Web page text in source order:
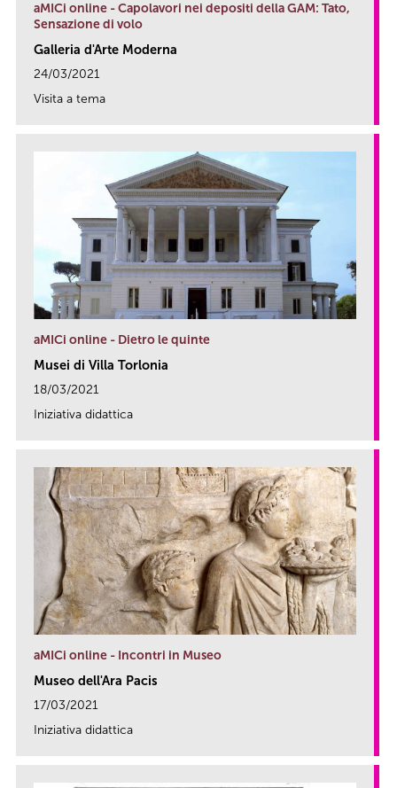
aMICi online - Capolavori nei depositi della GAM: Tato,
Sensazione di volo
Galleria d'Arte Moderna
24/03/2021
Visita a tema
aMICi online - Dietro le quinte
Musei di Villa Torlonia
18/03/2021
Iniziativa didattica
aMICi online - Incontri in Museo
Museo dell'Ara Pacis
17/03/2021
Iniziativa didattica